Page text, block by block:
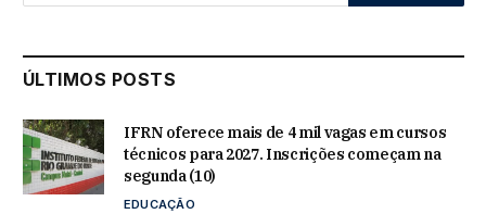
ÚLTIMOS POSTS
IFRN oferece mais de 4 mil vagas em cursos
técnicos para 2027. Inscrições começam na
segunda (10)
EDUCAÇÃO